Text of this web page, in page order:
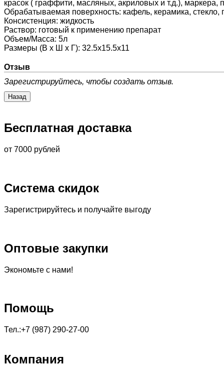
красок ( граффити, масляных, акриловых и т.д.), маркера,
Обрабатываемая поверхность: кафель, керамика,
Консистенция: жидкость
Раствор: готовый к применению препарат
Объем/Масса: 5л
Размеры (В х Ш х Г): 32.5х15.5х11
Отзыв
Зарегистрируйтесь, чтобы создать отзыв.
Бесплатная доставка
от 7000 рублей
Система скидок
Зарегистрируйтесь и получайте выгоду
Оптовые закупки
Экономьте с нами!
Помощь
Тел.:+7 (987) 290-27-00
Компания